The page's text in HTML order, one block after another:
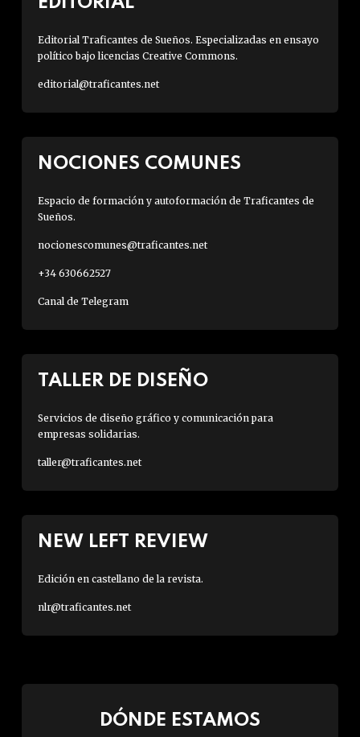
Editorial Traficantes de Sueños. Especializadas en ensayo
político bajo licencias Creative Commons.
editorial@traficantes.net
NOCIONES COMUNES
Espacio de formación y autoformación de Traficantes de
Sueños.
nocionescomunes@traficantes.net
+34 630662527
Canal de Telegram
TALLER DE DISEÑO
Servicios de diseño gráfico y comunicación para
empresas solidarias.
taller@traficantes.net
NEW LEFT REVIEW
Edición en castellano de la revista.
nlr@traficantes.net
DÓNDE ESTAMOS